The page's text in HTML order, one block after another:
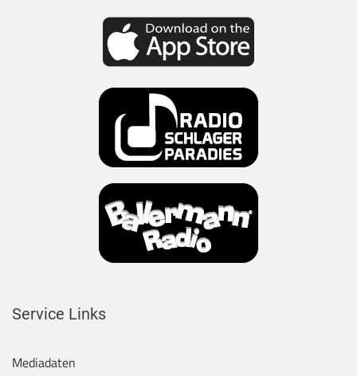
Service Links
Mediadaten